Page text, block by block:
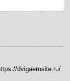
dvigaemsite.ru/